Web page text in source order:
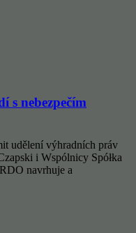
s nebezpečím
udělení výhradních práv
i Wspólnicy Spółka
navrhuje a